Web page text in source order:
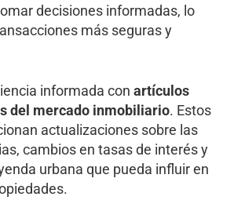
decisiones informadas, lo
más seguras y
informada con artículos
del mercado inmobiliario. Estos
actualizaciones sobre las
cambios en tasas de interés y
urbana que pueda influir en